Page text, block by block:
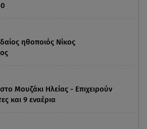
ηθοποιός Νίκος
Μουζάκι Ηλείας - Επιχειρούν
και 9 εναέρια